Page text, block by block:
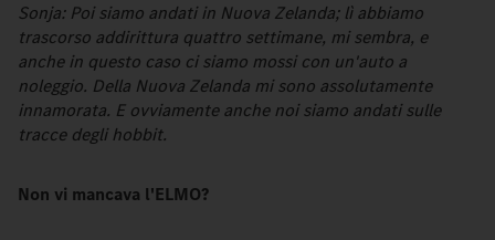
Sonja: Poi siamo andati in Nuova Zelanda; lì abbiamo
trascorso addirittura quattro settimane, mi sembra, e
anche in questo caso ci siamo mossi con un'auto a
noleggio. Della Nuova Zelanda mi sono assolutamente
innamorata. E ovviamente anche noi siamo andati sulle
tracce degli hobbit.
Non vi mancava l'ELMO?